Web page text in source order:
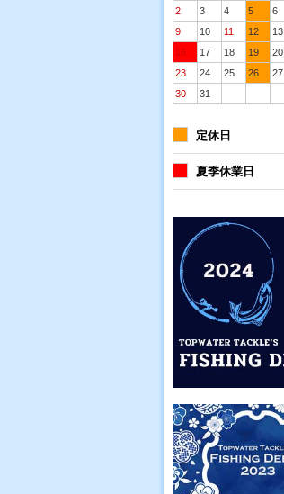
2
3 4 5 6
9
10 11 12 13
16
17 18 19 20
23
24 25 26 27
30
31
定休日
夏季休業日